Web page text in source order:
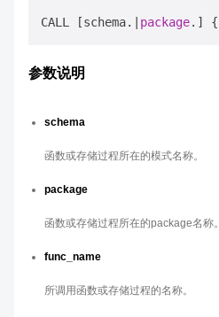
CALL [schema.| package
参数说明
schema
函数或存储过程所在的模式名称。
package
函数或存储过程所在的package名称。
func_name
所调用函数或存储过程的名称。